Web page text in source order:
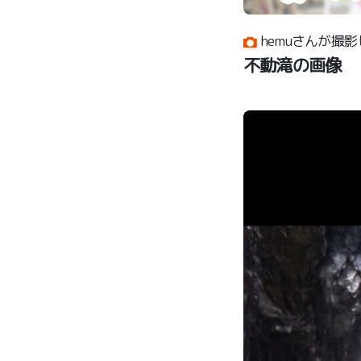
hemuさんが撮
不動滝の画像